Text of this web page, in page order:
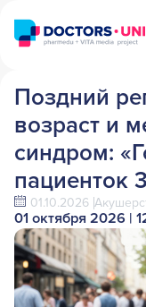
Поздний
возраст и
синдром:
пациенток
01.10.2026
01 октября 2026 |